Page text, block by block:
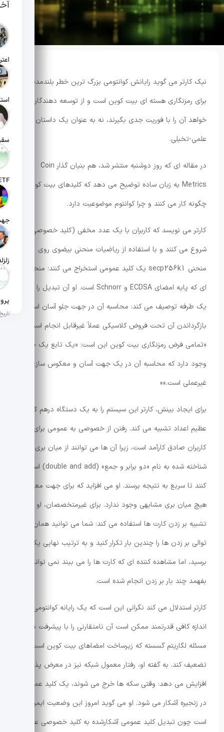
تاریخ
تاریخ
تاریخ
تاریخ
تاریخ
تاریخ
تاریخ
نیک کارتر می گوید رایانش کوانتومی بزرگ ترین خطر بلندمدت
برای رمزنگاری هسته ای بیت کوین است و از توسعه دهندگان می
خواهد آن را با فوریت جدی بگیرند، نه به عنوان یک داستان
علمی-تخیلی.
در مقاله ای که روز دوشنبه منتشر شد، هم بنیان گذار Coin
Metrics به زبان ساده توضیح می دهد که کلیدهای بیت کوین
چگونه کار می کنند و چرا کوانتوم موضوعیت دارد.
کارتر می نویسد که کاربران با یک عدد مخفی (کلید خصوصی)
شروع می کنند و با استفاده از ریاضیات منحنی بیضوی روی
منحنی secp256k1 یک کلید عمومی استخراج می کنند؛ منحنی
ای که پایه امضای ECDSA و Schnorr است. او آن تبدیل را عمداً
یک طرفه توصیف می کند: محاسبه آن در جهت جلو آسان است و
بازگرداندن آن تحت فروض کلاسیکی عملاً غیرقابل انجام است.
«تمامی فرض رمزنگاری بیت کوین این است: «یک تابع یک طرفه
وجود دارد که محاسبه آن در یک جهت آسان و معکوس سازی اش
غیرعملی است.»»
برای ایجاد بینش، کارتر این سیستم را به یک دستگاه درهم کننده
عظیم اعداد تشبیه می کند. رفتن از خصوصی به عمومی برای
کاربران صادق کارآمد است، زیرا آن ها می توانند از میان بری
شناخته شده به نام «دو برابر و جمع» (double and add) استفاده
کنند تا سریع به نتیجه برسند. او می افزاید که برای جهت معکوس
هیچ میان بری مشابهی وجود ندارد. برای غیرمتخصصان، او از
تشبیه بر زدن کارت ها استفاده می کند: شما می توانید همان
توالی بر زدن ها را چندین بار تکرار کنید و به ترتیب نهایی یکسان
برسید، اما مشاهده کننده ای که کارت ها را می بیند نمی تواند
بفهمد چند بار بر زدن انجام شده است.
کارتر استدلال می کند نگرانی این است که یک رایانه کوانتومی به
اندازه کافی قدرتمند ممکن است آن نامتقارنی را با پیشرفت در
مسئله لگاریتم گسسته که زیرساخت امضاهای بیت کوین است،
تضعیف کند. به گفته او، رفتار معمول شبکه نیز در معرض پذیری را
افزایش می دهد: وقتی سکه ها خرج می شوند، یک کلید عمومی
در زنجیره آشکار می شود. او می گوید امروز این وضعیت ایمن
است چون تبدیل کلید عمومی آشکارشده به کلید خصوصی عملی